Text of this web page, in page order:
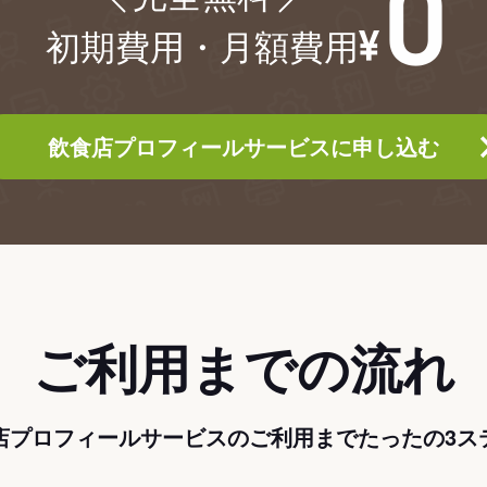
初期費用・月額費用
飲食店プロフィールサービスに申し込む
ご利用までの流れ
プロフィールサービスのご利用までたったの3ス